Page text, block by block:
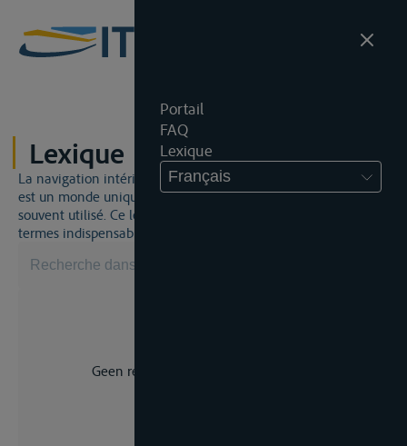
Portail
FAQ
Lexique
Français
Lexique
La navigation intérieure et du droit de la navigation intérieure
est un monde unique. Cela signifie qu'un jargon spécifique est
souvent utilisé. Ce lexique vous aidera à maîtriser certains
termes indispensables.
Geen resultaat voor uw zoekopdracht.